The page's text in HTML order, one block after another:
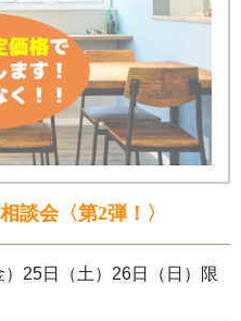
談会〈第2弾！〉
25日（土）26日（日）限